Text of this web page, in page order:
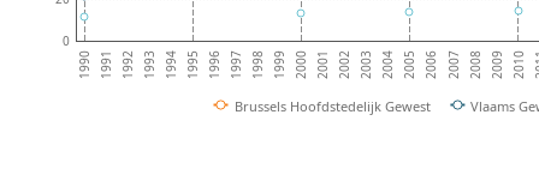
1990 1991 1992 1993 1994 1995 1996 1997 1998 1999 2000 2001 2002 2003 2004 2005 2006 2007 2008 2009 2010
0
Brussels Hoofdstedelijk Gewest Vlaams